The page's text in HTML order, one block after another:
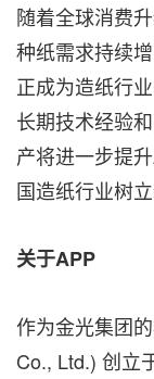
随着全球消费
种纸需求持续
正成为造纸行
长期技术经验
产将进一步提
国造纸行业树
关于APP
作为金光集团
Co., Ltd.) 创立